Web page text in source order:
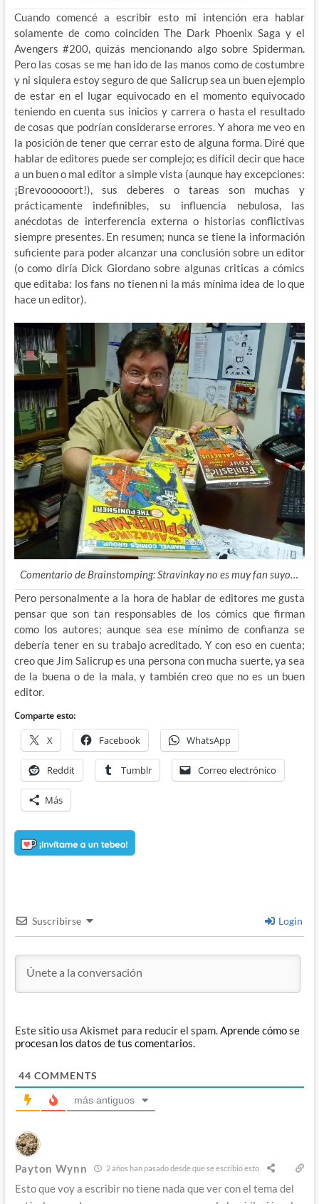
Cuando comencé a escribir esto mi intención era hablar
solamente de como coinciden The Dark Phoenix Saga y el
Avengers #200, quizás mencionando algo sobre Spiderman.
Pero las cosas se me han ido de las manos como de costumbre
y ni siquiera estoy seguro de que Salicrup sea un buen ejemplo
de estar en el lugar equivocado en el momento equivocado
teniendo en cuenta sus inicios y carrera o hasta el resultado
de cosas que podrían considerarse errores. Y ahora me veo en
la posición de tener que cerrar esto de alguna forma. Diré que
hablar de editores puede ser complejo; es difícil decir que hace
a un buen o mal editor a simple vista (aunque hay excepciones:
¡Brevoooooort!), sus deberes o tareas son muchas y
prácticamente indefinibles, su influencia nebulosa, las
anécdotas de interferencia externa o historias conflictivas
siempre presentes. En resumen; nunca se tiene la información
suficiente para poder alcanzar una conclusión sobre un editor
(o como diría Dick Giordano sobre algunas criticas a cómics
que editaba: los fans no tienen ni la más mínima idea de lo que
hace un editor).
Comentario de Brainstomping: Stravinkay no es muy fan suyo…
Pero personalmente a la hora de hablar de editores me gusta
pensar que son tan responsables de los cómics que firman
como los autores; aunque sea ese mínimo de confianza se
debería tener en su trabajo acreditado. Y con eso en cuenta;
creo que Jim Salicrup es una persona con mucha suerte, ya sea
de la buena o de la mala, y también creo que no es un buen
editor.
Comparte esto:
X Facebook WhatsApp
Reddit Tumblr Correo electrónico
Más
Suscribirse Login
Este sitio usa Akismet para reducir el spam.Aprende cómo se
procesan los datos de tus comentarios.
44 COMMENTS
más antiguos
Payton Wynn 2 años han pasado desde que se escribió esto
Esto que voy a escribir no tiene nada que ver con el tema del